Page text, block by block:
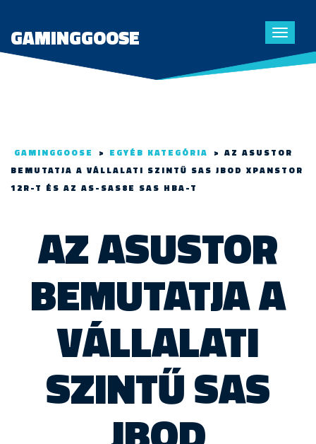
Toggle
GAMINGGOOSE
GAMINGGOOSE > EGYÉB KATEGÓRIA > AZ ASUSTOR
BEMUTATJA A VÁLLALATI SZINTŰ SAS JBOD XPANSTOR
12R-T ÉS AZ AS-SAS8E SAS HBA-T
AZ ASUSTOR
BEMUTATJA A
VÁLLALATI
SZINTŰ SAS